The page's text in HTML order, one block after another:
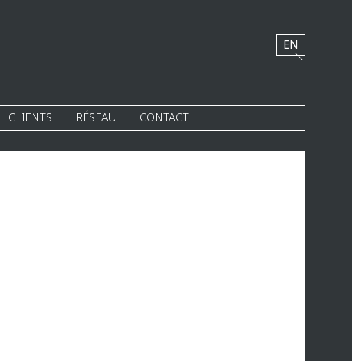
CLIENTS RÉSEAU CONTACT
EN